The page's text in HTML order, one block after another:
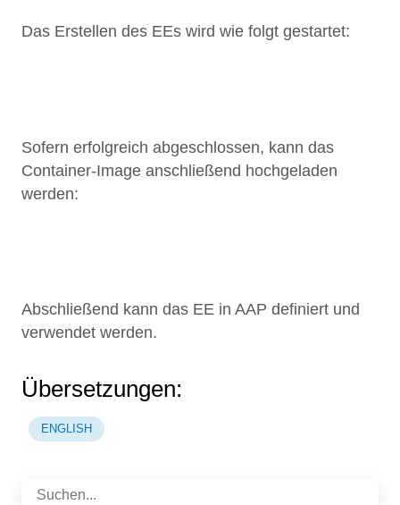
Das Erstellen des EEs wird wie folgt gestartet:
Sofern erfolgreich abgeschlossen, kann das
Container-Image anschließend hochgeladen
werden:
Abschließend kann das EE in AAP definiert und
verwendet werden.
Übersetzungen:
ENGLISH